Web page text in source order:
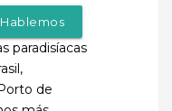
paradisíacas
de